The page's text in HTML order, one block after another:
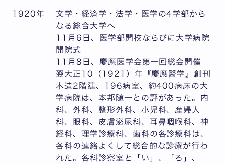
1920年
文学・経済学・法学・医学の4学部から
なる総合大学へ
11月6日、医学部開校ならびに大学病院
開院式
11月8日、慶應医学会第一回総会開催
翌大正10（1921）年『慶應醫学』創刊
木造2階建、196病室、約400病床の大
学病院は、本邦随一との評があった。内
科、外科、整形外科、小児科、産婦人
科、眼科、皮膚泌尿科、耳鼻咽喉科、神
経科、理学診療科、歯科の各診療科は、
各科の連絡よくして総合的な診療が行わ
れた。各科診察室と「い」、「ろ」、